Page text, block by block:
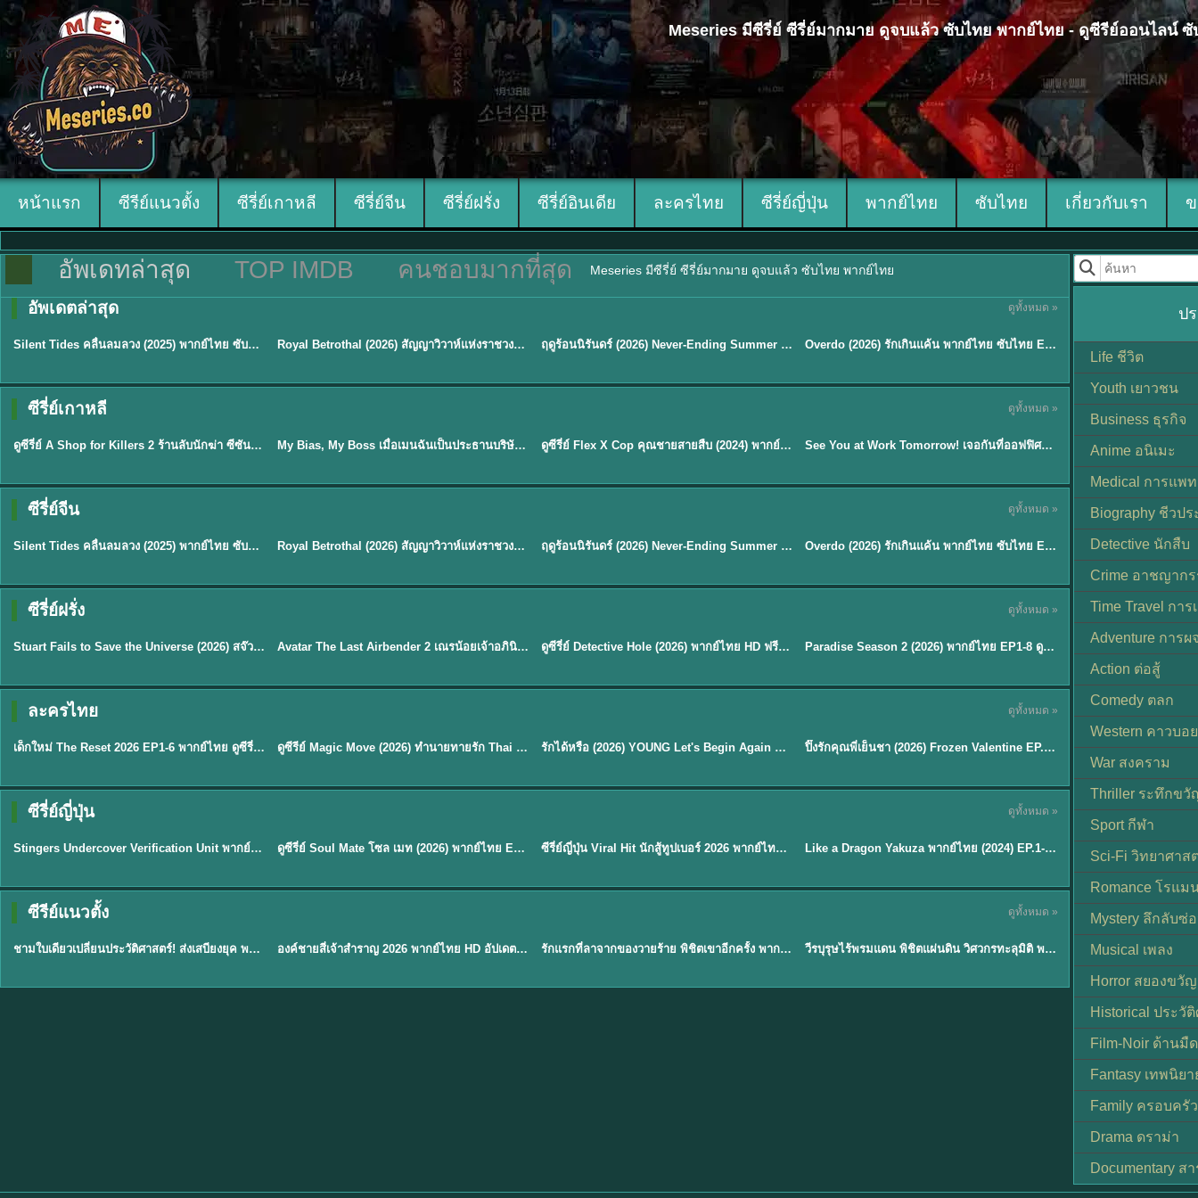
Meseries มีซีรี่ย์ ซีรี่ย์มากมาย ดูจบแล้ว ซับไทย พากย์ไทย - ดูซีรีย์ออนไลน์
หน้าแรก ซีรีย์แนวตั้ง ซีรี่ย์เกาหลี ซีรี่ย์จีน ซีรี่ย์ฝรั่ง ซีรี่ย์อินเดีย ละครไทย ซีรี่ย์ญี่ปุ่น พากย์ไทย ซับไทย เกี่ยวกับเรา
อัพเดทล่าสุด TOP IMDB คนชอบมากที่สุด Meseries มีซีรี่ย์ ซีรี่ย์มากมาย ดูจบแล้ว ซับไทย พากย์ไทย
อัพเดตล่าสุด ดูทั้งหมด »
★9.5
พากย์ไทย
Silent Tides คลื่นลมลวง (2025) พากย์ไทย ซับไทย EP.1-31 ★9 Royal Betrothal (2026) สัญญาวิวาห์แห่งราชวงศ์ พากย์ไทย ซับไทย EP1-32 ★8.8 ฤดูร้อนนิรันดร์ (2026) Never-Ending Summer พากย์ไทย EP.1-29 Overdo (2026) รักเกินแค้น พากย์ไทย ซับไทย EP1-33 (จบ)
ซีรี่ย์เกาหลี ดูทั้งหมด »
★8 EP.16
พากย์ไทย
ดูซีรี่ย์ A Shop for Killers 2 ร้านลับนักฆ่า ซีซัน 2 (2026) ซับไทย-พากย์ไทย My Bias, My Boss เมื่อเมนฉันเป็นประธานบริษัท (2026) พากย์ไทย ซับไทย EP.1-12 ★8 EP.16ดูซีรี่ย์ Flex X Cop คุณชายสายสืบ (2024) พากย์ไทย-ซับไทย EP.1-16 (จบ) ★9 EP.8See You at Work Tomorrow! เจอกันที่ออฟฟิศพรุ่งนี้นะ พากย์ไทย
ซีรี่ย์จีน ดูทั้งหมด »
★9.5
พากย์ไทย
Silent Tides คลื่นลมลวง (2025) พากย์ไทย ซับไทย EP.1-31 ★9 Royal Betrothal (2026) สัญญาวิวาห์แห่งราชวงศ์ พากย์ไทย ซับไทย EP1-32 ★8.8 ฤดูร้อนนิรันดร์ (2026) Never-Ending Summer พากย์ไทย EP.1-29 Overdo (2026) รักเกินแค้น พากย์ไทย ซับไทย EP1-33 (จบ)
ซีรี่ย์ฝรั่ง ดูทั้งหมด »
★8.8 EP.2
พากย์ไทย
Stuart Fails to Save the Universe (2026) สจ๊วตล่มแผนกู้จักรวาล พากย์ไทย EP1-10 ★7.8 EP.7Avatar The Last Airbender 2 เณรน้อยเจ้าอภินิหาร พากย์ไทย EP.9ดูซีรี่ย์ Detective Hole (2026) พากย์ไทย HD ฟรี อัปเดตล่าสุด Netflix EP.8Paradise Season 2 (2026) พากย์ไทย EP1-8 ดูซีรี่ย์ฝรั่ง HD ครบทุกตอน
ละครไทย ดูทั้งหมด »
★ 8 EP.6
พากย์ไทย
เด็กใหม่ The Reset 2026 EP1-6 พากย์ไทย ดูซีรี่ย์ Netflix ล่าสุด HD ดูซีรีย์ Magic Move (2026) ทำนายทายรัก Thai EP.1-10 HD รักได้หรือ (2026) YOUNG Let's Begin Again พากย์ไทย EP.1-19 ★8 ปิ๊งรักคุณพี่เย็นชา (2026) Frozen Valentine EP.1-10 (จบ)
ซีรี่ย์ญี่ปุ่น ดูทั้งหมด »
EP.11
พากย์ไทย
Stingers Undercover Verification Unit พากย์ไทย EP1-11 HD ฟรี ★8 EP.8ดูซีรี่ย์ Soul Mate โซล เมท (2026) พากย์ไทย EP.1-8 (จบ) ★7.9 EP.6ซีรี่ย์ญี่ปุ่น Viral Hit นักสู้ทูปเบอร์ 2026 พากย์ไทย EP.1-6 ★7 EP.6Like a Dragon Yakuza พากย์ไทย (2024) EP.1-6 (จบ)
ซีรีย์แนวตั้ง ดูทั้งหมด »
EP.1
พากย์ไทย
ชามใบเดียวเปลี่ยนประวัติศาสตร์! ส่งเสบียงยุค พากย์ไทย EP.1องค์ชายสี่เจ้าสำราญ 2026 พากย์ไทย HD อัปเดตล่าสุด ดูออนไลน์ EP.1รักแรกที่ลาจากของวายร้าย พิชิตเขาอีกครั้ง พากย์ไทย EP.1วีรบุรุษไร้พรมแดน พิชิตแผ่นดิน วิศวกรทะลุมิติ พลิกแผ่นดิน
ป
Life ชีวิต
Youth เยาวชน
Business ธุรกิจ
Anime อนิเมะ
Medical การแพ
Biography ชีวปร
Detective นักสืบ
Crime อาชญาก
Time Travel กา
Adventure การ
Action ต่อสู้
Comedy ตลก
Western คาวบอ
War สงคราม
Thriller ระทึกขวั
Sport กีฬา
Sci-Fi วิทยาศาส
Romance โรแม
Mystery ลึกลับซ่
Musical เพลง
Horror สยองขวัญ
Historical ประวั
Film-Noir ด้านมื
Fantasy เทพนิยา
Family ครอบครัว
Drama ดราม่า
Documentary ส